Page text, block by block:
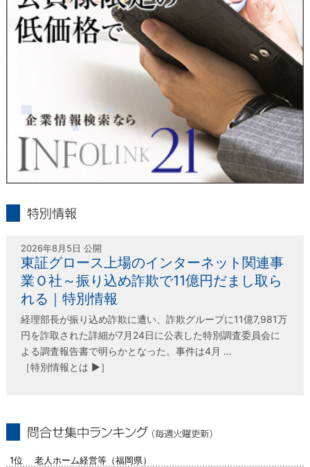
2026年8月5日 公開
東証グロース上場のインターネット関連事
業Ｏ社～振り込め詐欺で11億円だまし取ら
れる｜特別情報
経理部長が振り込め詐欺に遭い、詐欺グループに11億7,981万
円を詐取された詳細が7月24日に公表した特別調査委員会に
よる調査報告書で明らかとなった。事件は4月 …
［特別情報とは ▶］
1位 老人ホーム経営等（福岡県）